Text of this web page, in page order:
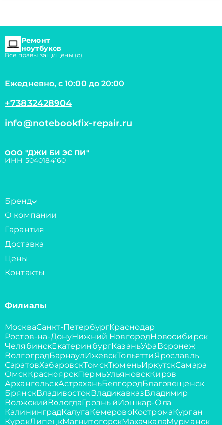
Ремонт
ноутбуков
Все правы защищены (с)
Ежедневно, с 10:00 до 20:00
+73832428904
info@notebookfix-repair.ru
ООО "ДЖИ БИ ЭС ПИ"
ИНН 5040184160
Бренд
О компании
Гарантия
Доставка
Цены
Контакты
Филиалы
МоскваСанкт-ПетербургКраснодар
Ростов-на-ДонуНижний НовгородНовосибирск
ЧелябинскЕкатеринбургКазаньУфаВоронеж
ВолгоградБарнаулИжевскТольяттиЯрославль
СаратовХабаровскТомскТюменьИркутскСамара
ОмскКрасноярскПермьУльяновскКиров
АрхангельскАстраханьБелгородБлаговещенск
БрянскВладивостокВладикавказВладимир
ВолжскийВологдаГрозныйЙошкар-Ола
КалининградКалугаКемеровоКостромаКурган
КурскЛипецкМагнитогорскМахачкалаМурманск